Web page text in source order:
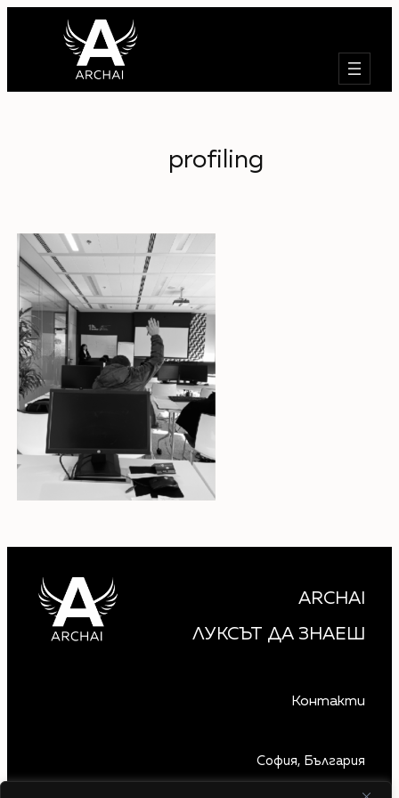
profiling
ARCHAI
ЛУКСЪТ ДА ЗНАЕШ
Контакти
София, България